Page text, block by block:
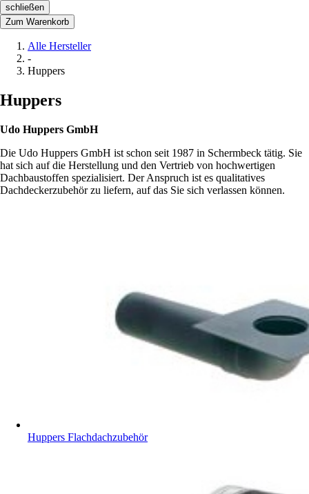
schließen
Zum Warenkorb
Alle Hersteller
-
Huppers
Huppers
Udo Huppers GmbH
Die Udo Huppers GmbH ist schon seit 1987 in Schermbeck tätig. Sie
hat sich auf die Herstellung und den Vertrieb von hochwertigen
Dachbaustoffen spezialisiert. Der Anspruch ist es qualitatives
Dachdeckerzubehör zu liefern, auf das Sie sich verlassen können.
Huppers Flachdachzubehör